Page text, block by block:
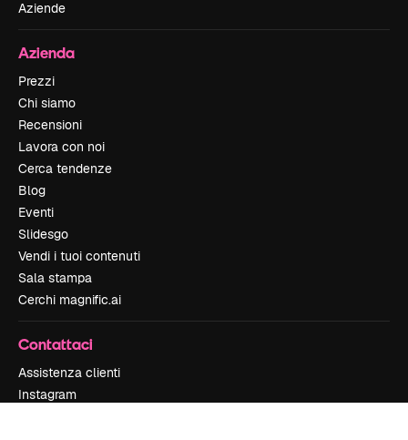
Aziende
Azienda
Prezzi
Chi siamo
Recensioni
Lavora con noi
Cerca tendenze
Blog
Eventi
Slidesgo
Vendi i tuoi contenuti
Sala stampa
Cerchi magnific.ai
Contattaci
Assistenza clienti
Instagram